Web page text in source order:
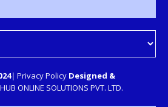
| Privacy Policy Designed &
ONLINE SOLUTIONS PVT. LTD.